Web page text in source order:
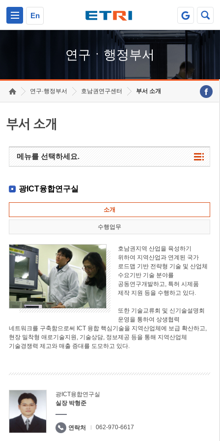
En
연구ㆍ행정부서
연구·행정부서 호남권연구센터 부서 소개
부서 소개
메뉴를 선택하세요.
광ICT융합연구실
소개
수행업무
호남권지역 산업을 육성하기
위하여 지역산업과 연계된 국가
로드맵 기반 전략형 기술 및 산업체
수요기반 기술 분야를
공동연구개발하고, 특허 시제품
제작 지원 등을 수행하고 있다.
또한 기술교류회 및 신기술설명회
운영을 통하여 상생협력
네트워크를 구축함으로써 ICT 융합 핵심기술을 지역산업체에 보급 확산하고,
현장 밀착형 애로기술지원, 기술상담, 정보제공 등을 통해 지역산업체
기술경쟁력 제고와 매출 증대를 도모하고 있다.
광ICT융합연구실
실장 박형준
연락처 062-970-6617